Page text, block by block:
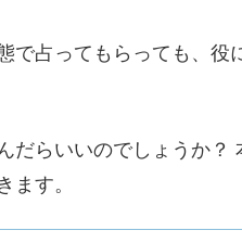
で占ってもらっても、役
らいいのでしょうか？
ます。